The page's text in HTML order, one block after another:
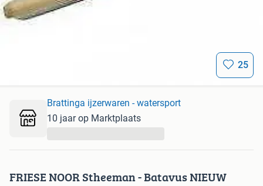
25
FRIESE NOOR Stheeman - Batavus NIEUW
Brattinga ijzerwaren - watersport
10 jaar op Marktplaats